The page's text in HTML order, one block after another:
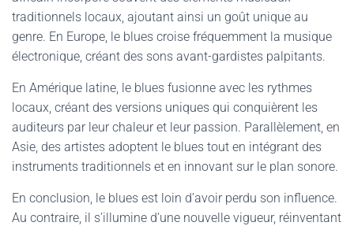
traditionnels locaux, ajoutant ainsi un goût unique au
genre. En Europe, le blues croise fréquemment la musique
électronique, créant des sons avant-gardistes palpitants.
En Amérique latine, le blues fusionne avec les rythmes
locaux, créant des versions uniques qui conquièrent les
auditeurs par leur chaleur et leur passion. Parallèlement, en
Asie, des artistes adoptent le blues tout en intégrant des
instruments traditionnels et en innovant sur le plan sonore.
En conclusion, le blues est loin d’avoir perdu son influence.
Au contraire, il s’illumine d’une nouvelle vigueur, réinventant